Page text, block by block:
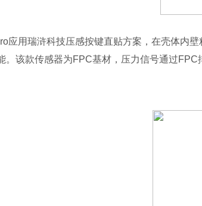
应用瑞浒科技压感按键直贴方案，在壳体内
。该款传感器为FPC基材，压力信号通过FPC